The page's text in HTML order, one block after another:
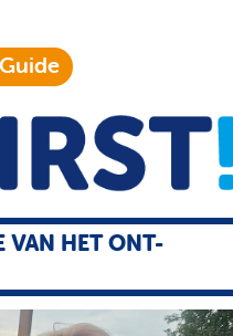
VAN HET ONT-